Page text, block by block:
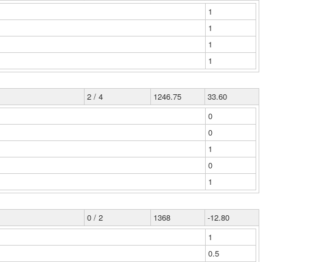
1
1
1
1
2 / 4 1246.75
33.60
0
0
1
0
1
0 / 2 1368
-12.80
1
0.5